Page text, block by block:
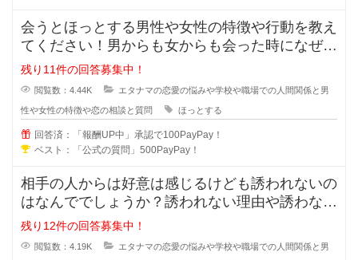
会うとほっとする男性や女性の特徴や行動を教え
てください！男からも女からも会った時になぜだ
かほっとする女の人や男の人ってい
残り11件の回答募集中！
閲覧数：4.44K エタナマの恋愛の悩みや学校や職場での人間関係と男
性や女性の特徴や恋の相談と質問 ほっとする
回答済：「報酬UP中」承認で100PayPay！
ベスト：「公式の質問」500PayPay！
相手の人からは好意は感じるけども誘われないの
はなんででしょうか？誘われない理由や誘わない
心理を教えてください。女性からは
残り12件の回答募集中！
閲覧数：4.19K エタナマの恋愛の悩みや学校や職場での人間関係と男